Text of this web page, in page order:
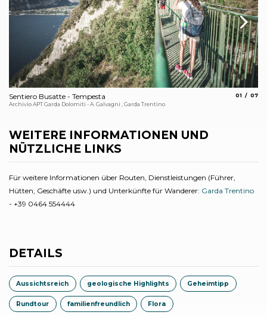
Sentiero Busatte - Tempesta
Archivio APT Garda Dolomiti - A. Galvagni , Garda Trentino
01 07
WEITERE INFORMATIONEN UND
NÜTZLICHE LINKS
Für weitere Informationen über Routen, Dienstleistungen (Führer,
Hütten, Geschäfte usw.) und Unterkünfte für Wanderer: Garda Trentino
- +39 0464 554444
DETAILS
Aussichtsreich geologische Highlights Geheimtipp
Rundtour familienfreundlich Flora